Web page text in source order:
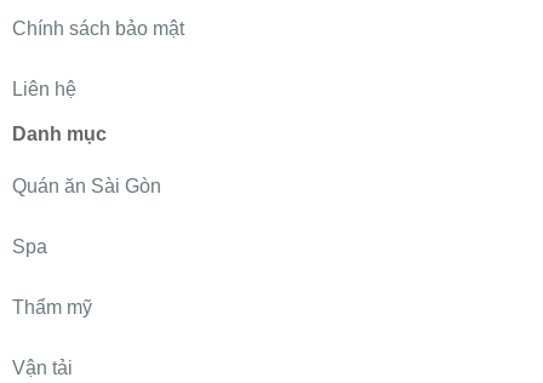
Chính sách bảo mật
Liên hệ
Danh mục
Quán ăn Sài Gòn
Spa
Thẩm mỹ
Vận tải